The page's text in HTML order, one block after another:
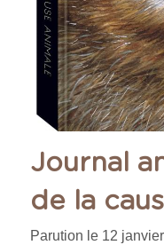
Journal
de la
Parution le 12